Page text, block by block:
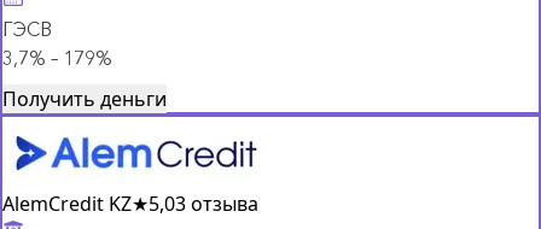
ГЭСВ
3,7% – 179%
Получить деньги
AlemCredit KZ★5,03 отзыва